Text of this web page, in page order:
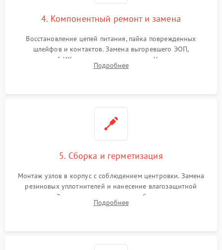
4. Компонентный ремонт и замена
Восстановление цепей питания, пайка поврежденных
шлейфов и контактов. Замена выгоревшего ЭОП,
неисправной ИК-подсветки или матрицы. Ультразвуковая
очистка плат и удаление загрязнений с линз объектива и
Подробнее
5. Сборка и герметизация
Монтаж узлов в корпус с соблюдением центровки. Замена
резиновых уплотнителей и нанесение влагозащитной
смазки. Заполнение внутреннего объема прицела
осушенным азотом для предотвращения запотевания оптики
Подробнее